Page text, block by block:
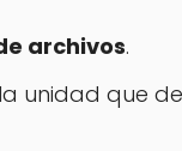
archivos.
unidad que